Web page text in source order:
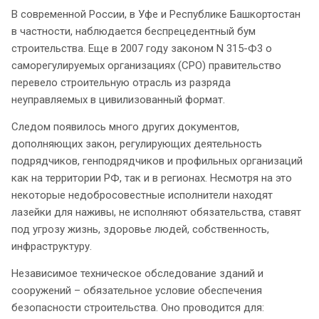
В современной России, в Уфе и Республике Башкортостан
в частности, наблюдается беспрецедентный бум
строительства. Еще в 2007 году законом N 315-Ф3 о
саморегулируемых организациях (СРО) правительство
перевело строительную отрасль из разряда
неуправляемых в цивилизованный формат.
Следом появилось много других документов,
дополняющих закон, регулирующих деятельность
подрядчиков, генподрядчиков и профильных организаций
как на территории РФ, так и в регионах. Несмотря на это
некоторые недобросовестные исполнители находят
лазейки для наживы, не исполняют обязательства, ставят
под угрозу жизнь, здоровье людей, собственность,
инфраструктуру.
Независимое техническое обследование зданий и
сооружений – обязательное условие обеспечения
безопасности строительства. Оно проводится для: